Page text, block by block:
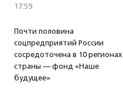
17:59
Почти половина
соцпредприятий России
сосредоточена в 10 регионах
страны — фонд «Наше
будущее»